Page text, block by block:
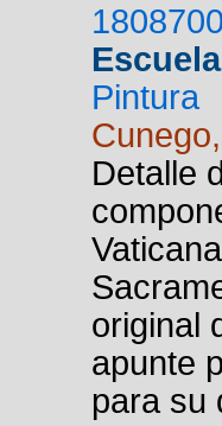
Pintura
Detalle
original
apunte
para su